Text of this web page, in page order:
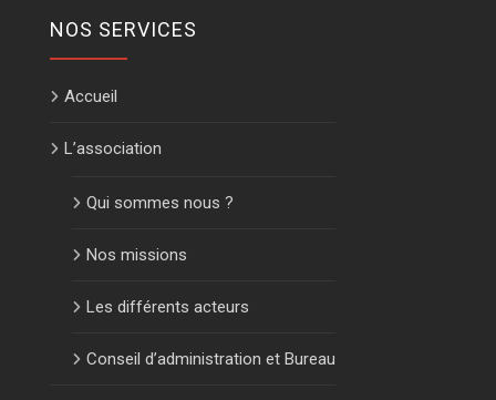
NOS SERVICES
Accueil
L’association
Qui sommes nous ?
Nos missions
Les différents acteurs
Conseil d’administration et Bureau